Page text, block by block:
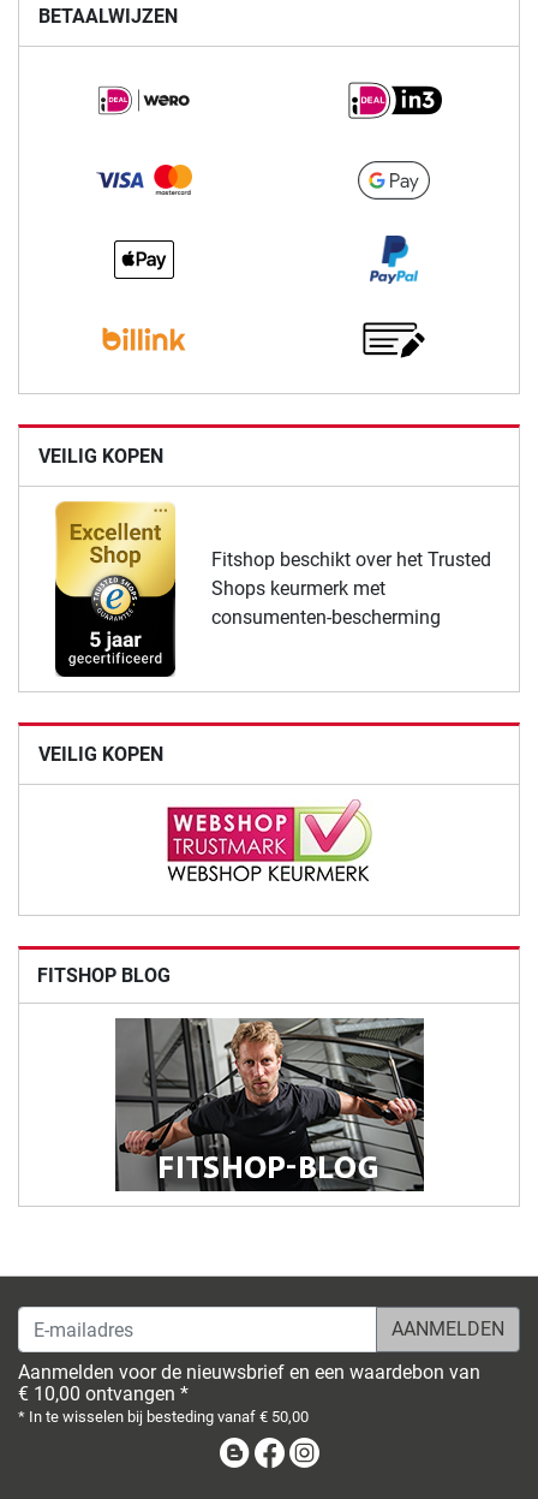
BETAALWIJZEN
VEILIG KOPEN
Fitshop beschikt over het Trusted
Shops keurmerk met
consumenten-bescherming
VEILIG KOPEN
FITSHOP BLOG
E-mailadres
Aanmelden voor de nieuwsbrief en een waardebon van
€ 10,00 ontvangen *
* In te wisselen bij besteding vanaf € 50,00
BlogFacebook